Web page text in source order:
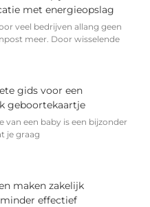
met energieopslag
veel bedrijven allang geen
meer. Door wisselende
gids voor een
geboortekaartje
van een baby is een bijzonder
je graag
maken zakelijk
effectief